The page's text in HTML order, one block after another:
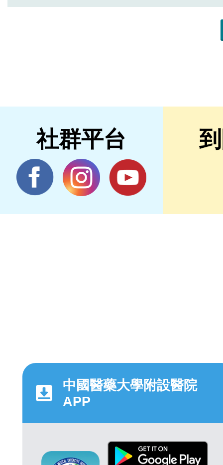
社群平台
中國醫藥大學附設醫院
APP